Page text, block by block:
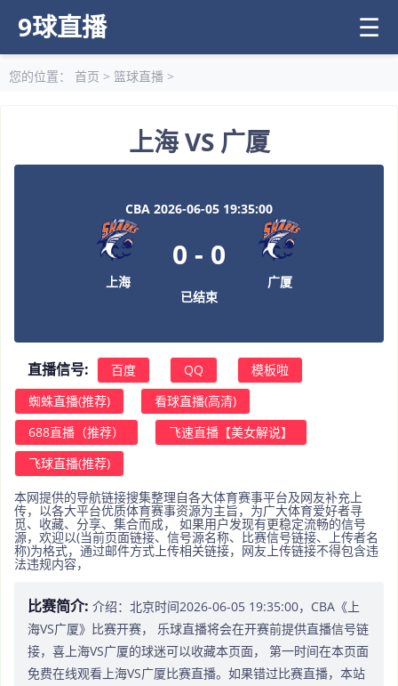
9球直播 ☰
您的位置： 首页 > 篮球直播 >
上海 VS 广厦
CBA 2026-06-05 19:35:00
上海
0 - 0
已结束
广厦
直播信号: 百度 QQ
模板啦
蜘蛛直播(推荐)
看球直播(高清)
688直播（推荐）
飞速直播【美女解说】
飞球直播(推荐)
本网提供的导航链接搜集整理自各大体育赛事平台及网友补充上
传，以各大平台优质体育赛事资源为主旨，为广大体育爱好者寻
觅、收藏、分享、集合而成， 如果用户发现有更稳定流畅的信号
源，欢迎以(当前页面链接、信号源名称、比赛信号链接、上传者名
称)为格式，通过邮件方式上传相关链接，网友上传链接不得包含违
法违规内容，
比赛简介: 介绍：北京时间2026-06-05 19:35:00，CBA《上
海VS广厦》比赛开赛， 乐球直播将会在开赛前提供直播信号链
接，喜上海VS广厦的球迷可以收藏本页面， 第一时间在本页面
免费在线观看上海VS广厦比赛直播。如果错过比赛直播，本站